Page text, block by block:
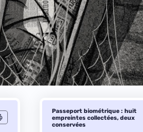
Passeport biométrique : huit
empreintes collectées, deux
conservées